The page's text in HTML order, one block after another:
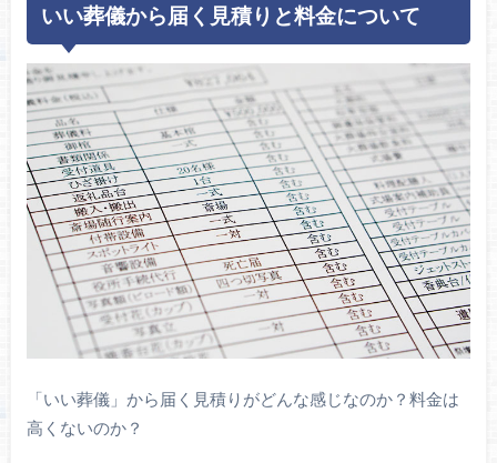
いい葬儀から届く見積りと料金について
「いい葬儀」から届く見積りがどんな感じなのか？料金は
高くないのか？